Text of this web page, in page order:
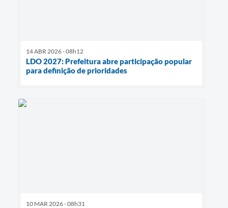
14 ABR 2026 - 08h12
LDO 2027: Prefeitura abre participação popular
para definição de prioridades
10 MAR 2026 - 08h31